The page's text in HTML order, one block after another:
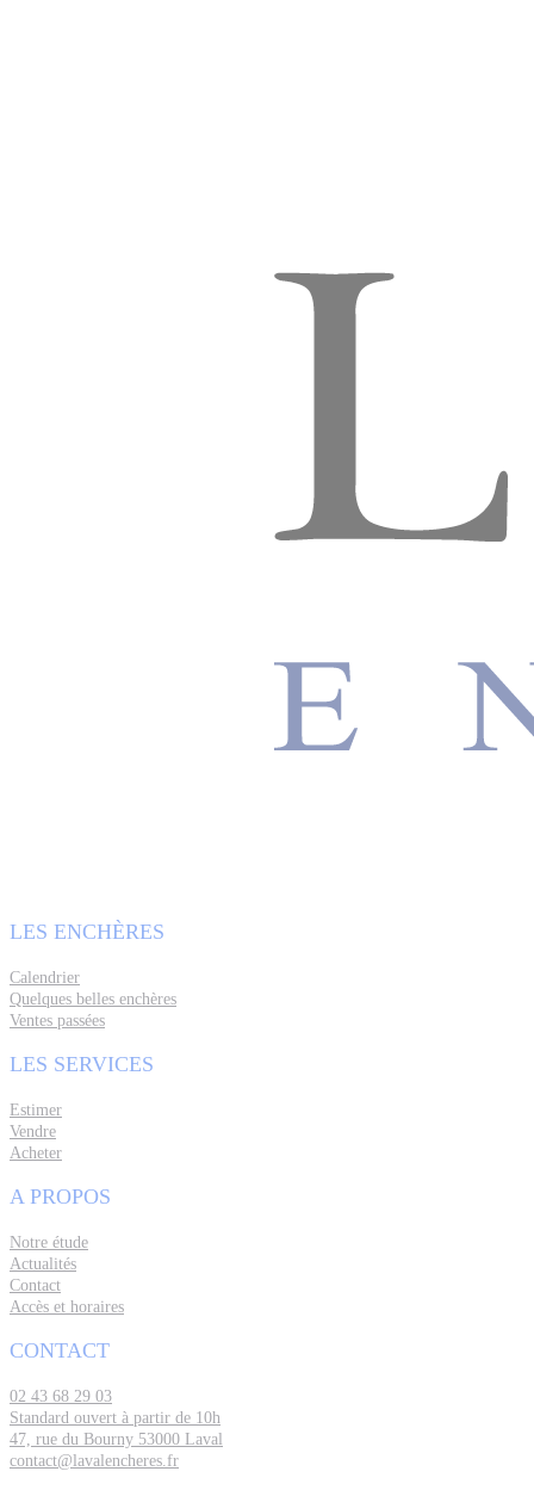
LES ENCHÈRES
Calendrier
Quelques belles enchères
Ventes passées
LES SERVICES
Estimer
Vendre
Acheter
A PROPOS
Notre étude
Actualités
Contact
Accès et horaires
CONTACT
02 43 68 29 03
Standard ouvert à partir de 10h
47, rue du Bourny 53000 Laval
contact@lavalencheres.fr